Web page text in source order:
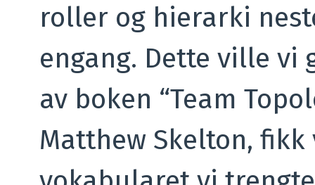
roller og hierarki
engang. Dette ville vi
av boken “Team
Matthew Skelton,